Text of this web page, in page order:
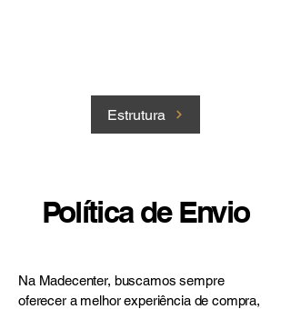
Estrutura
Política de Envio
Na Madecenter, buscamos sempre
oferecer a melhor experiência de compra,